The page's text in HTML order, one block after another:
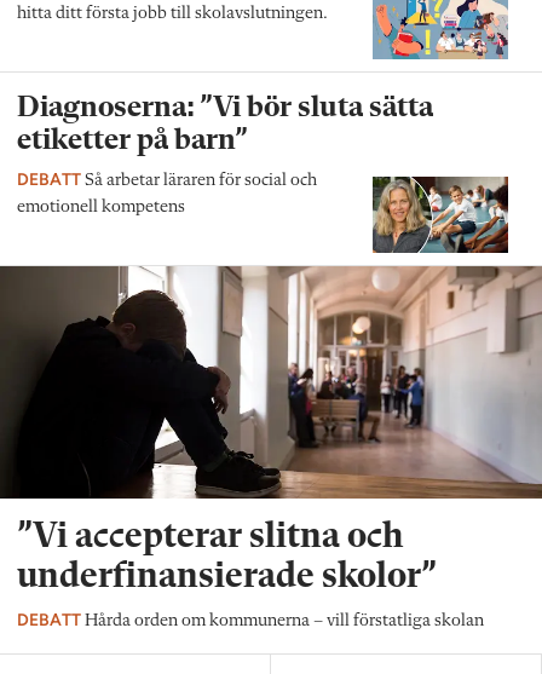
hitta ditt första jobb till skolavslutningen.
Diagnoserna: ”Vi bör sluta sätta
etiketter på barn”
DEBATT Så arbetar läraren för social och
emotionell kompetens
”Vi accepterar slitna och
underfinansierade skolor”
DEBATT Hårda orden om kommunerna – vill förstatliga skolan